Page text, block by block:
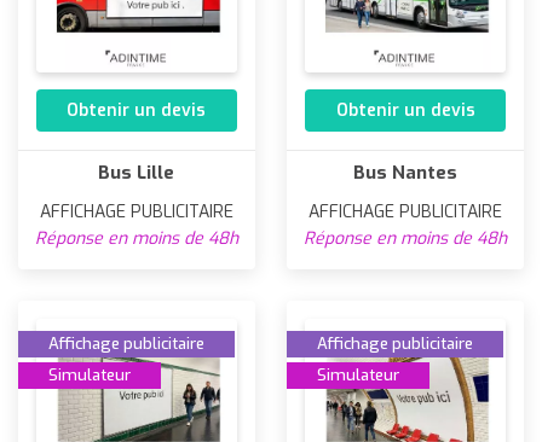
Obtenir un devis
Bus Lille
AFFICHAGE PUBLICITAIRE
Réponse en moins de 48h
Obtenir un devis
Bus Nantes
AFFICHAGE PUBLICITAIRE
Réponse en moins de 48h
Affichage publicitaire
Simulateur
Affichage publicitaire
Simulateur